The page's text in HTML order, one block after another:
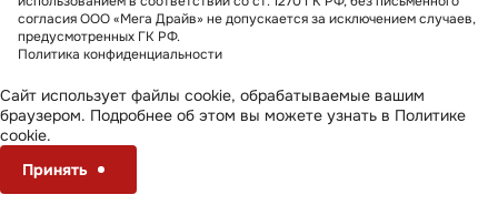
согласия ООО «Мега Драйв» не допускается за исключением случаев,
предусмотренных ГК РФ.
Политика конфиденциальности
Сайт использует файлы cookie, обрабатываемые вашим
браузером. Подробнее об этом вы можете узнать в Политике
cookie.
Принять